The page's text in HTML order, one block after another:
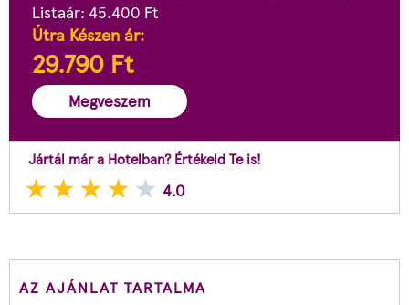
Listaár: 45.400 Ft
Útra Készen ár:
29.790 Ft
Megveszem
Jártál már a Hotelban? Értékeld Te is!
4.0
AZ AJÁNLAT TARTALMA